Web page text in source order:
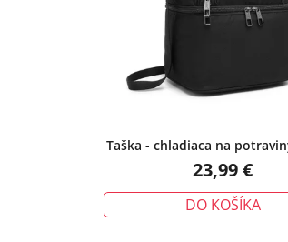
Taška - chladiaca na
23,99 €
DO KOŠÍKA